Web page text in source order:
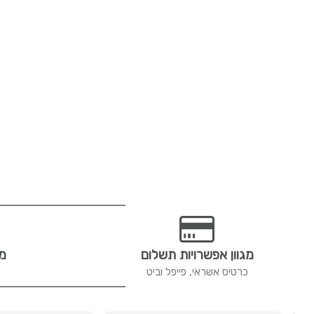
מגוון אפשרויות תשלום
כרטיס אשראי, פייפל וביט